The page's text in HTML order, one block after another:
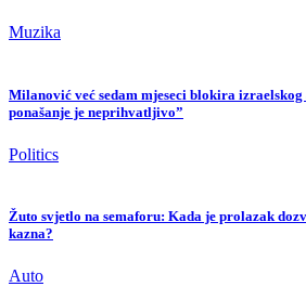
Muzika
Milanović već sedam mjeseci blokira
ponašanje je neprihvatljivo”
Politics
Žuto svjetlo na semaforu: Kada je prolazak
kazna?
Auto